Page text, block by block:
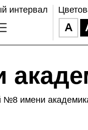
интервал
№8 имени